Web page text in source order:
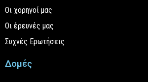
Οι χορηγοί μας
Οι έρευνές μας
Συχνές Ερωτήσεις
Δομές